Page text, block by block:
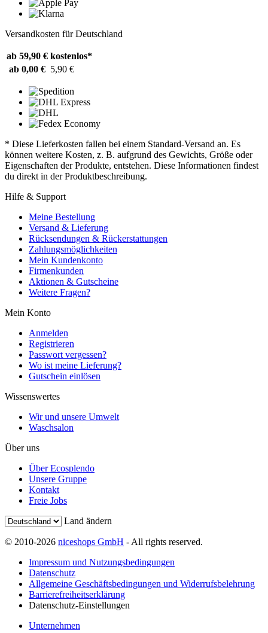
Versandkosten für Deutschland
ab 59,90 € kostenlos*
ab 0,00 € 5,90 €
* Diese Lieferkosten fallen bei einem Standard-Versand an. Es
können weitere Kosten, z. B. aufgrund des Gewichts, Größe oder
Eigenschaften der Produkte, entstehen. Diese Informationen findest
du direkt in der Produktbeschreibung.
Hilfe & Support
Meine Bestellung
Versand & Lieferung
Rücksendungen & Rückerstattungen
Zahlungsmöglichkeiten
Mein Kundenkonto
Firmenkunden
Aktionen & Gutscheine
Weitere Fragen?
Mein Konto
Anmelden
Registrieren
Passwort vergessen?
Wo ist meine Lieferung?
Gutschein einlösen
Wissenswertes
Wir und unsere Umwelt
Waschsalon
Über uns
Über Ecosplendo
Unsere Gruppe
Kontakt
Freie Jobs
Land ändern
© 2010-2026 niceshops GmbH - All rights reserved.
Impressum und Nutzungsbedingungen
Datenschutz
Allgemeine Geschäftsbedingungen und Widerrufsbelehrung
Barrierefreiheitserklärung
Datenschutz-Einstellungen
Unternehmen